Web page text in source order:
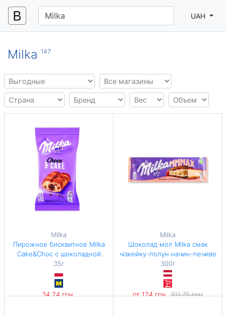
UAH
Milka 147
Milka
Пирожное бисквитное Milka
Cake&Choc с шоколадной
начинкой и кусочками
молочного шоколада 35г
35г
34,24 грн
Milka
Шоколад мол Milka смак
чізкейку-полун начин-печиво
300г
от 124 грн 311,75 грн